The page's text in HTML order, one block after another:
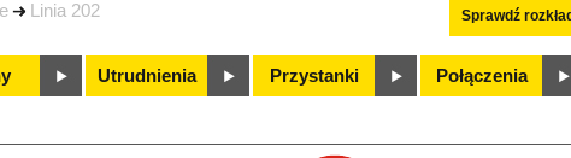
Linia 202 Sprawdź
Utrudnienia Przystanki Połączenia